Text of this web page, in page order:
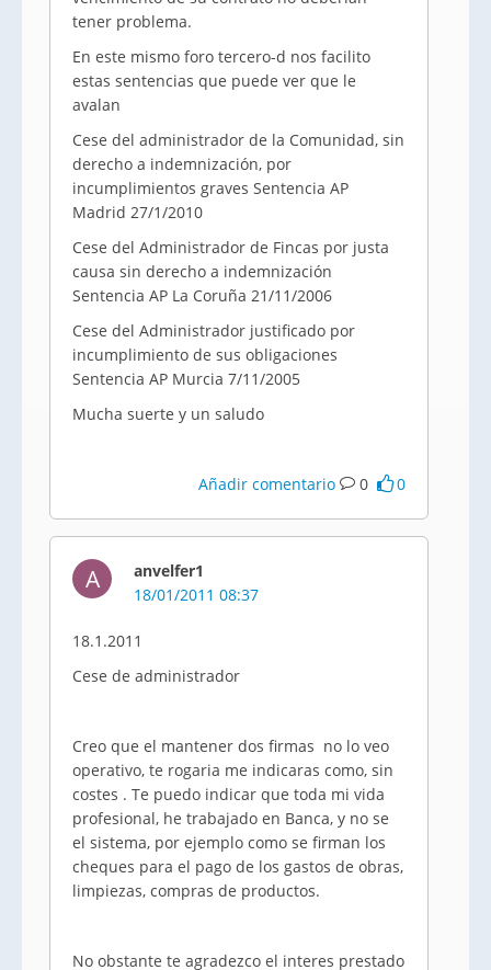
tener problema.
En este mismo foro tercero-d nos facilito
estas sentencias que puede ver que le
avalan
Cese del administrador de la Comunidad, sin
derecho a indemnización, por
incumplimientos graves Sentencia AP
Madrid 27/1/2010
Cese del Administrador de Fincas por justa
causa sin derecho a indemnización
Sentencia AP La Coruña 21/11/2006
Cese del Administrador justificado por
incumplimiento de sus obligaciones
Sentencia AP Murcia 7/11/2005
Mucha suerte y un saludo
Añadir comentario 0 0
A
anvelfer1
18/01/2011 08:37
18.1.2011
Cese de administrador
Creo que el mantener dos firmas no lo veo
operativo, te rogaria me indicaras como, sin
costes . Te puedo indicar que toda mi vida
profesional, he trabajado en Banca, y no se
el sistema, por ejemplo como se firman los
cheques para el pago de los gastos de obras,
limpiezas, compras de productos.
No obstante te agradezco el interes prestado